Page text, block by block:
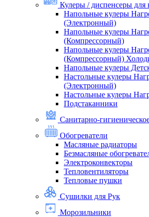
Кулеры / диспенсеры для
Напольные кулеры
(Электронный)
Напольные кулеры
(Компрессорный)
Напольные кулеры
(Компрессорный)
Напольные кулеры
Настольные кулеры
(Электронный)
Настольные кулеры
Подстаканники
Санитарно-
Обогреватели
Масляные радиаторы
Безмасляные
Электроконвекторы
Тепловентиляторы
Тепловые пушки
Сушилки для Рук
Морозильники